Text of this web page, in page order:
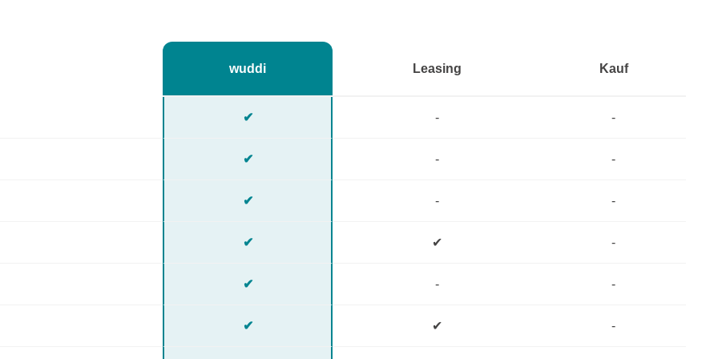
wuddi Leasing Kauf
✔ - -
✔ - -
✔ - -
✔ ✔ -
✔ - -
✔ ✔ -